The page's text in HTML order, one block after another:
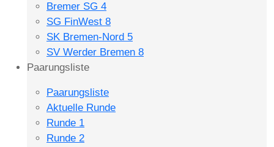
Bremer SG 4
SG FinWest 8
SK Bremen-Nord 5
SV Werder Bremen 8
Paarungsliste
Paarungsliste
Aktuelle Runde
Runde 1
Runde 2